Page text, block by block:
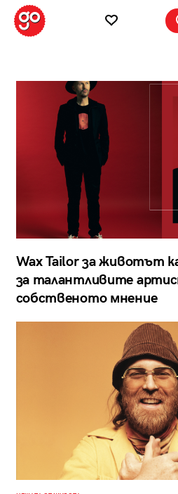
Wax Tailor за животът
за талантливите
собственото мнение